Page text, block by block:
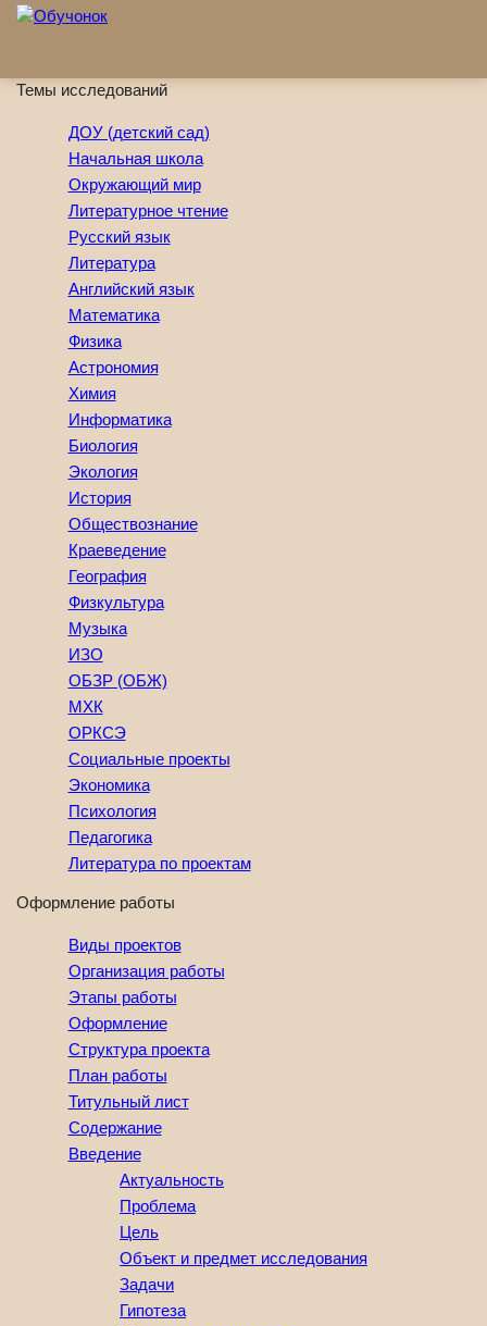
Перейти к основному содержанию
Темы исследований
ДОУ (детский сад)
Начальная школа
Окружающий мир
Литературное чтение
Русский язык
Литература
Английский язык
Математика
Физика
Астрономия
Химия
Информатика
Биология
Экология
История
Обществознание
Краеведение
География
Физкультура
Музыка
ИЗО
ОБЗР (ОБЖ)
МХК
ОРКСЭ
Социальные проекты
Экономика
Психология
Педагогика
Литература по проектам
Оформление работы
Виды проектов
Организация работы
Этапы работы
Оформление
Структура проекта
План работы
Титульный лист
Содержание
Введение
Актуальность
Проблема
Цель
Объект и предмет исследования
Задачи
Гипотеза